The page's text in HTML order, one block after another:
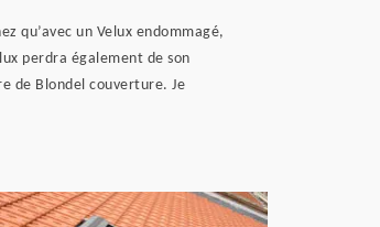
qu’avec un Velux endommagé,
perdra également de son
de Blondel couverture. Je